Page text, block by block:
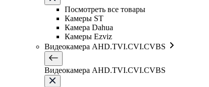
Посмотреть все товары
Камеры ST
Камера Dahua
Камеры Ezviz
Видеокамера AHD.TVI.CVI.CVBS
Видеокамера AHD.TVI.CVI.CVBS